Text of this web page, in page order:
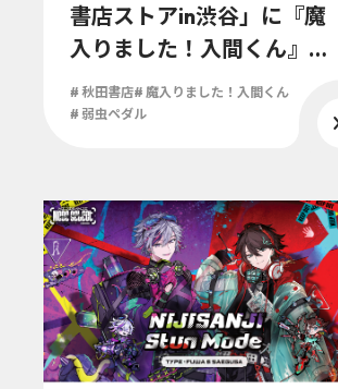
書店ストアin渋谷」に『魔
入りました！入間くん』
『弱虫ペダル』『吸血鬼す
ぐ死ぬ』新作アイテム発売
# 秋田書店# 魔入りました！入間くん
# 弱虫ペダル